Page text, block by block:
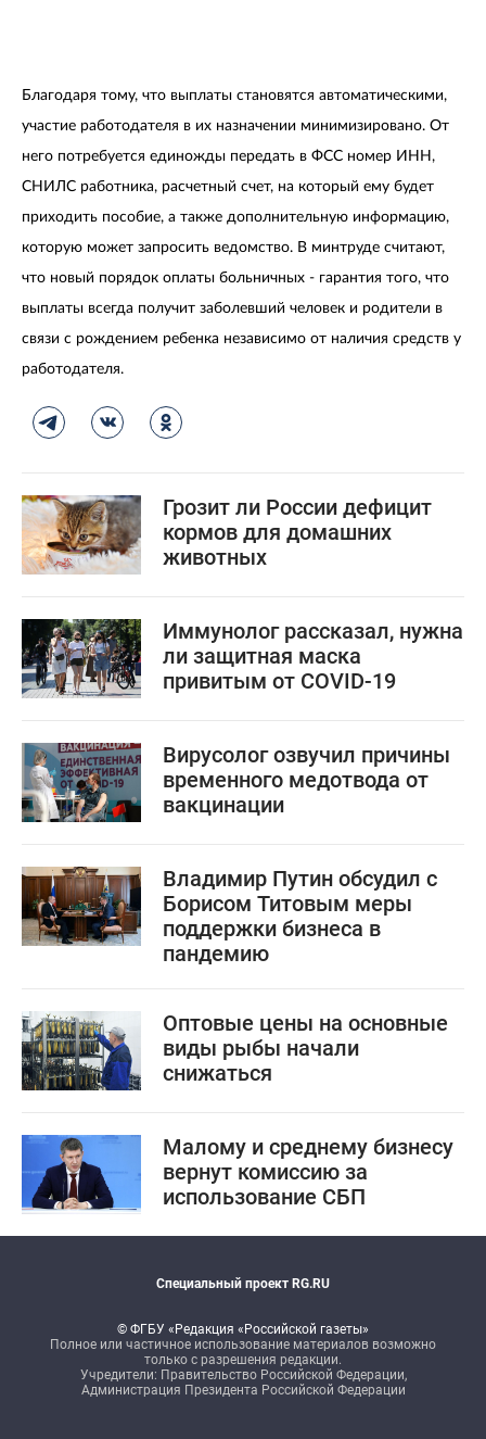
Благодаря тому, что выплаты становятся автоматическими,
участие работодателя в их назначении минимизировано. От
него потребуется единожды передать в ФСС номер ИНН,
СНИЛС работника, расчетный счет, на который ему будет
приходить пособие, а также дополнительную информацию,
которую может запросить ведомство. В минтруде считают,
что новый порядок оплаты больничных - гарантия того, что
выплаты всегда получит заболевший человек и родители в
связи с рождением ребенка независимо от наличия средств у
работодателя.
Грозит ли России дефицит
кормов для домашних
животных
Иммунолог рассказал, нужна
ли защитная маска
привитым от COVID-19
Вирусолог озвучил причины
временного медотвода от
вакцинации
Владимир Путин обсудил с
Борисом Титовым меры
поддержки бизнеса в
пандемию
Оптовые цены на основные
виды рыбы начали
снижаться
Малому и среднему бизнесу
вернут комиссию за
использование СБП
Специальный проект RG.RU
© ФГБУ «Редакция «Российской газеты»
Полное или частичное использование материалов возможно
только с разрешения редакции.
Учредители: Правительство Российской Федерации,
Администрация Президента Российской Федерации